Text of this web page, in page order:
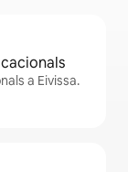
a Eivissa.